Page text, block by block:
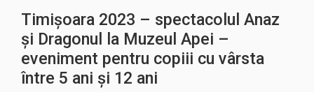
Timișoara 2023 – spectacolul Anaz
şi Dragonul la Muzeul Apei –
eveniment pentru copiii cu vârsta
între 5 ani și 12 ani